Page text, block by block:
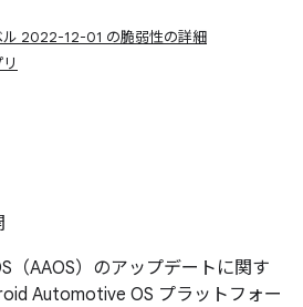
ル 2022-12-01 の脆弱性の詳細
（AAOS）のアップデートに関す
Automotive OS プラットフォー